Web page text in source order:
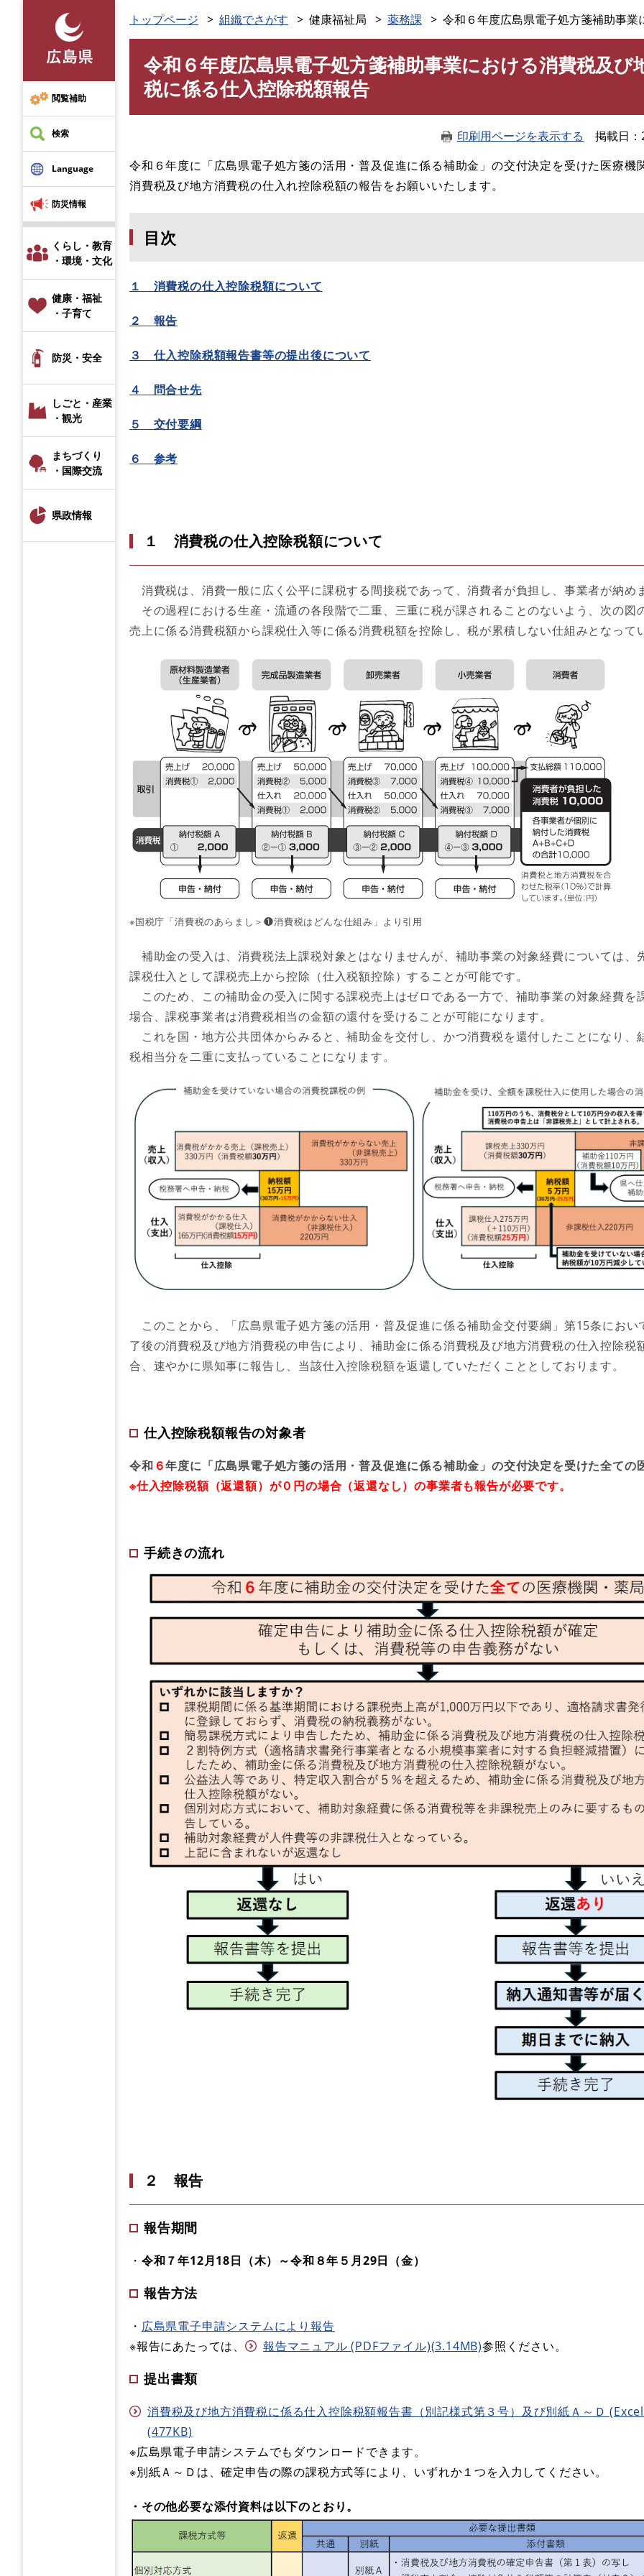
先
頭
で
す
閲覧補助
検索
Language
防災情報
くらし・教育
・環境・文化
健康・福祉
・子育て
防災・安全
しごと・産業
・観光
まちづくり
・国際交流
県政情報
トップページ 組織でさがす 健康福祉局 薬務課 令和６年度広島県電子処方箋補助事
令和６年度広島県電子処方箋補助事業における消費税及び
税に係る仕入控除税額報告
印刷用ページを表示する 掲載日
令和６年度に「広島県電子処方箋の活用・普及促進に係る補助金」の交付決定を受けた​医療機
消費税及び地方消費税の仕入れ控除税額の報告をお願いいたします。
目次
１ 消費税の仕入控除税額について
２ 報告
３ 仕入控除税額報告書等の提出後について
４ 問合せ先
５ 交付要綱
６ 参考
１ 消費税の仕入控除税額について
消費税は、消費一般に広く公平に課税する間接税であって、消費者が負担し、事業者が納めま
その過程における生産・流通の各段階で二重、三重に税が課されることのないよう、次の図
売上に係る消費税額から課税仕入等に係る消費税額を控除し、税が累積しない仕組みとなって
※国税庁「消費税のあらまし＞❶消費税はどんな仕組み」より引用
補助金の受入は、消費税法上課税対象とはなりませんが、補助事業の対象経費については、
課税仕入として課税売上から控除（仕入税額控除）することが可能です。
このため、この補助金の受入に関する課税売上はゼロである一方で、補助事業の対象経費を
場合、課税事業者は消費税相当の金額の還付を受けることが可能になります。
これを国・地方公共団体からみると、補助金を交付し、かつ消費税を還付したことになり、
税相当分を二重に支払っていることになります。
このことから​、「広島県電子処方箋の活用・普及促進に係る補助金交付要綱」第15条におい
了後の消費税及び地方消費税の申告により、補助金に係る消費税及び地方消費税の仕入控除税
合、速やかに県知事に報告し、当該仕入控除税額を返還していただくこととしております。
仕入控除税額報告の対象者
令和 ６年度に「広島県電子処方箋の活用・普及促進に係る補助金」の交付決定を受けた全ての
※仕入控除税額（返還額）が０円の場合（返還なし）の事業者も報告が必要です。
手続きの流れ
２ 報告
報告期間
・ 令和７年12月18日（木）～令和８年５月29日（金）
報告方法
・ 広島県電子申請システムにより報告
※報告にあたっては、
報告マニュアル (PDFファイル)(3.14MB)参照ください。
提出書類
消費税及び地方消費税に係る仕入控除税額報告書（別記様式第３号）及び別紙Ａ～Ｄ
(477KB)
※広島県電子申請システムでもダウンロードできます。
※別紙Ａ～Ｄは、確定申告の際の課税方式等により、いずれか１つを入力してください。
・その他必要な添付資料は以下のとおり。